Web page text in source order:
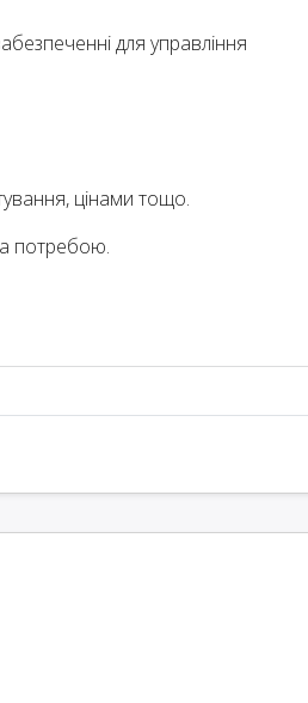
для управління
цінами тощо.
потребою.